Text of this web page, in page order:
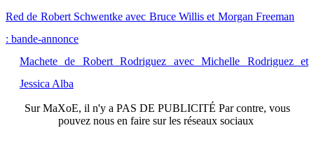
Red de Robert Schwentke avec Bruce Willis et Morgan Freeman
: bande-annonce
Machete de Robert Rodriguez avec Michelle Rodriguez et
Jessica Alba
SurMaXoE, il n'y a PAS DE PUBLICITÉ Par contre, vous
pouvez nous en faire sur les réseaux sociaux